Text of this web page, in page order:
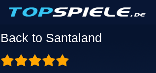
Back to Santaland